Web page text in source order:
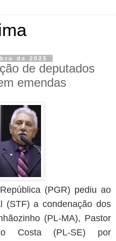
de 2025
de deputados
emendas
(PGR) pediu ao
(STF) a condenação dos
(PL-MA), Pastor
Costa (PL-SE) por